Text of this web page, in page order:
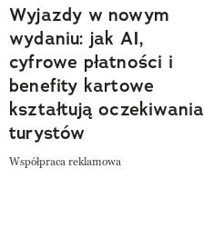
Wyjazdy w nowym
wydaniu: jak AI,
cyfrowe płatności i
benefity kartowe
kształtują oczekiwania
turystów
Współpraca reklamowa